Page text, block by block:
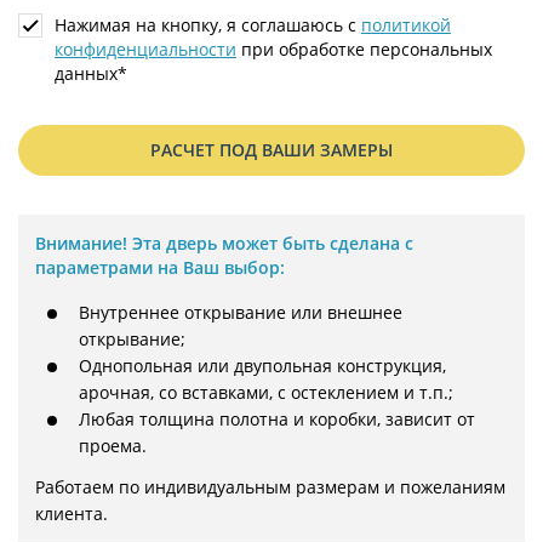
Нажимая на кнопку, я соглашаюсь с политикой
конфиденциальности при обработке персональных
данных*
РАСЧЕТ ПОД ВАШИ ЗАМЕРЫ
Внимание! Эта дверь может быть сделана с
параметрами на Ваш выбор:
Внутреннее открывание или внешнее
открывание;
Однопольная или двупольная конструкция,
арочная, со вставками, с остеклением и т.п.;
Любая толщина полотна и коробки, зависит от
проема.
Работаем по индивидуальным размерам и пожеланиям
клиента.